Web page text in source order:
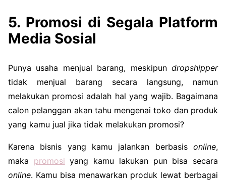
5. Promosi di Segala Platform
Media Sosial
Punya usaha menjual barang, meskipun dropshipper
tidak menjual barang secara langsung, namun
melakukan promosi adalah hal yang wajib. Bagaimana
calon pelanggan akan tahu mengenai toko dan produk
yang kamu jual jika tidak melakukan promosi?
Karena bisnis yang kamu jalankan berbasis online,
maka promosi yang kamu lakukan pun bisa secara
online. Kamu bisa menawarkan produk lewat berbagai